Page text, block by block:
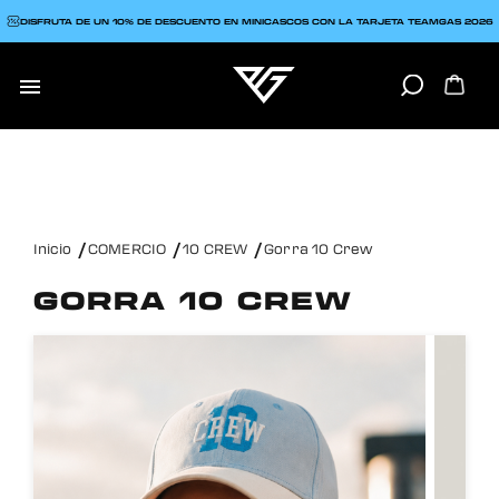

DISFRUTA DE UN 10% DE DESCUENTO EN MINICASCOS CON LA TARJETA TEAMGAS 2026
Inicio COMERCIO 10 CREW Gorra 10 Crew
GORRA 10 CREW